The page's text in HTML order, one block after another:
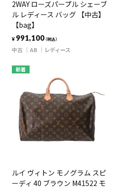
2WAY ローズパープル シェーブ
ル レディース バッグ 【中古】
【bag】
¥ 991,100（税込）
中古 AB レディース
新着
ルイ ヴィトン モノグラム スピ
ーディ 40 ブラウン M41522 モ